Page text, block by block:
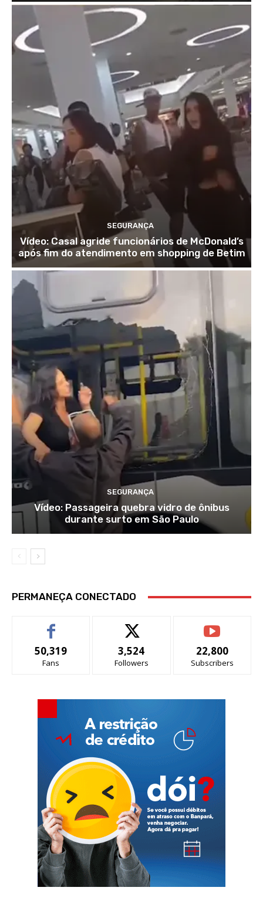
SEGURANÇA
Vídeo: Casal agride funcionários de McDonald’s
após fim do atendimento em shopping de Betim
SEGURANÇA
Vídeo: Passageira quebra vidro de ônibus
durante surto em São Paulo
PERMANEÇA CONECTADO
50,319
Fans
3,524
Followers
22,800
Subscribers